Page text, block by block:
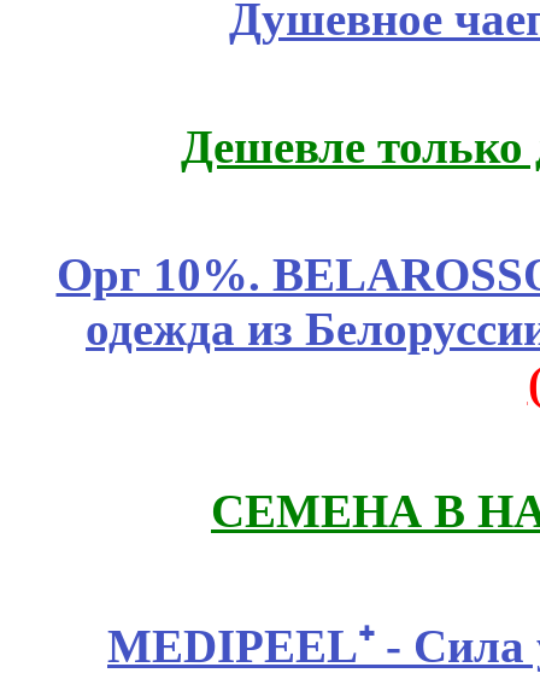
Душевное
Дешевле
Орг 10%.
одежда из
СЕМЕНА В
MEDIPEEL⁺ - Сила